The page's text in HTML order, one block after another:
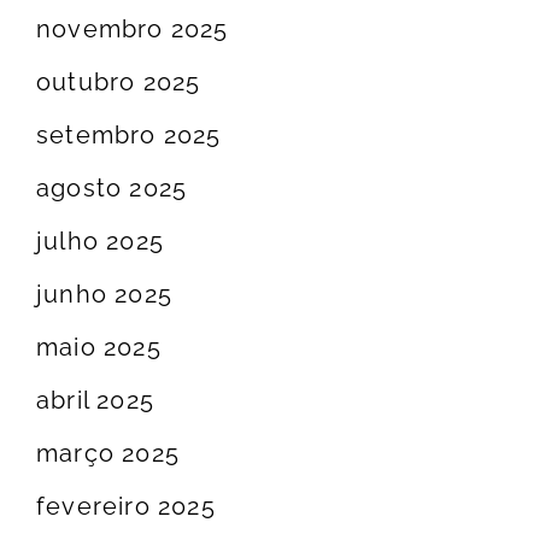
novembro 2025
outubro 2025
setembro 2025
agosto 2025
julho 2025
junho 2025
maio 2025
abril 2025
março 2025
fevereiro 2025